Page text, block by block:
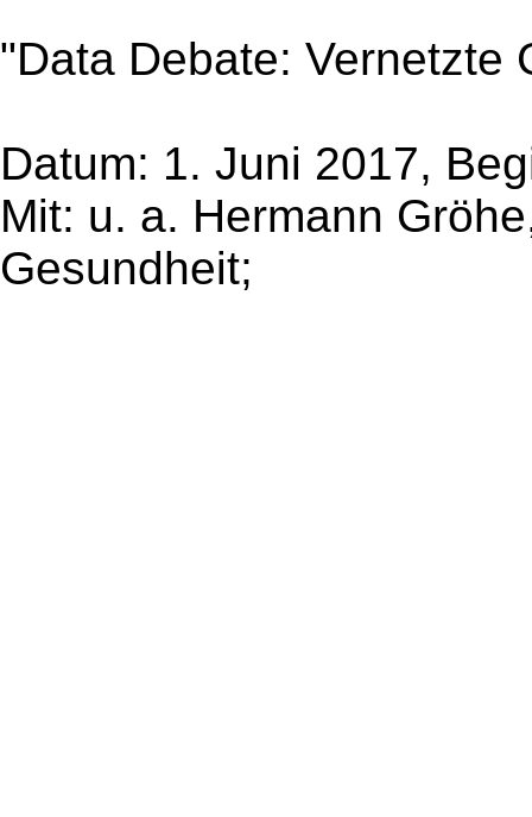
"Data Debate: Vernetzte
Datum: 1. Juni 2017,
Mit: u. a. Hermann
Gesundheit;